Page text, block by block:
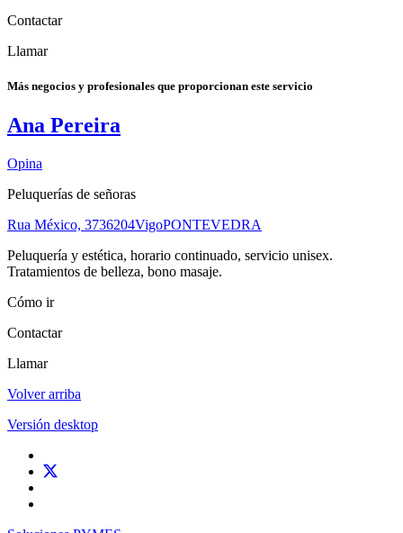
Contactar
Llamar
Más negocios y profesionales que proporcionan este servicio
Ana Pereira
Opina
Peluquerías de señoras
Rua México, 3736204VigoPONTEVEDRA
Peluquería y estética, horario continuado, servicio unisex.
Tratamientos de belleza, bono masaje.
Cómo ir
Contactar
Llamar
Volver arriba
Versión desktop